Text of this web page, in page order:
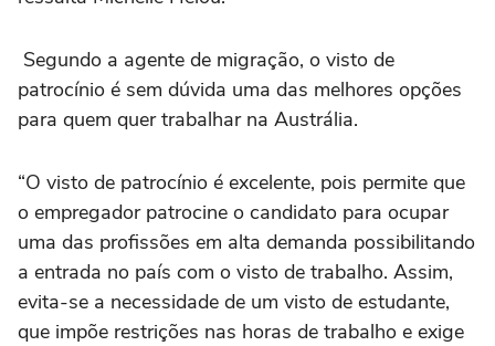
Segundo a agente de migração, o visto de
patrocínio é sem dúvida uma das melhores opções
para quem quer trabalhar na Austrália.
“O visto de patrocínio é excelente, pois permite que
o empregador patrocine o candidato para ocupar
uma das profissões em alta demanda possibilitando
a entrada no país com o visto de trabalho. Assim,
evita-se a necessidade de um visto de estudante,
que impõe restrições nas horas de trabalho e exige